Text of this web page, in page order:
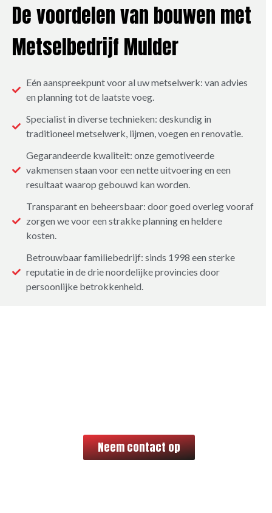
De voordelen van bouwen met
Metselbedrijf Mulder
Eén aanspreekpunt voor al uw metselwerk: van advies
en planning tot de laatste voeg.
Specialist in diverse technieken: deskundig in
traditioneel metselwerk, lijmen, voegen en renovatie.
Gegarandeerde kwaliteit: onze gemotiveerde
vakmensen staan voor een nette uitvoering en een
resultaat waarop gebouwd kan worden.
Transparant en beheersbaar: door goed overleg vooraf
zorgen we voor een strakke planning en heldere
kosten.
Betrouwbaar familiebedrijf: sinds 1998 een sterke
reputatie in de drie noordelijke provincies door
persoonlijke betrokkenheid.
Neem contact op